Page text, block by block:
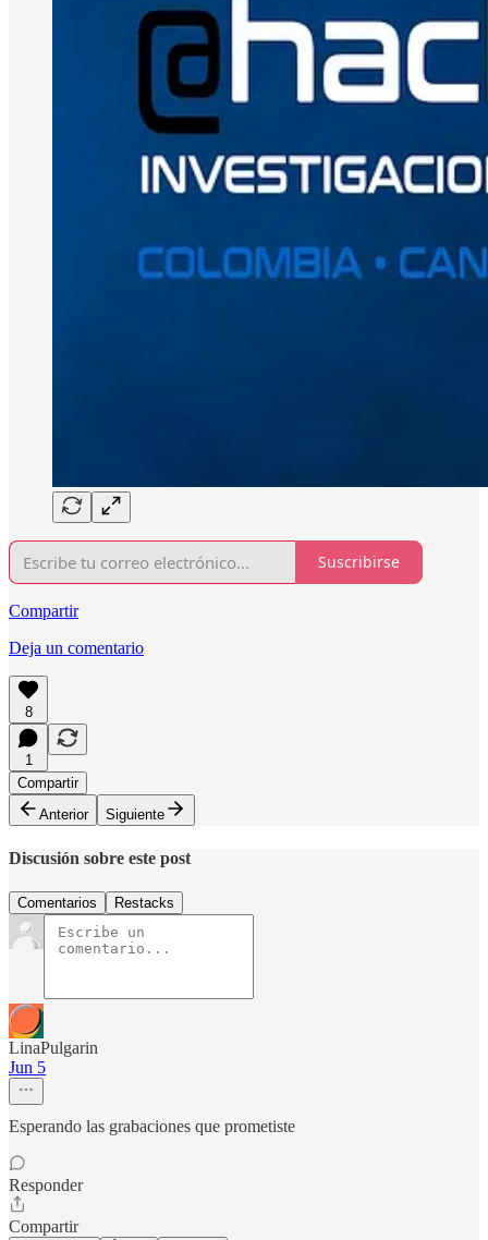
Suscribirse
Compartir
Deja un comentario
8
1
Compartir
Anterior
Siguiente
Discusión sobre este post
Comentarios Restacks
LinaPulgarin
Jun 5
Esperando las grabaciones que prometiste
Responder
Compartir